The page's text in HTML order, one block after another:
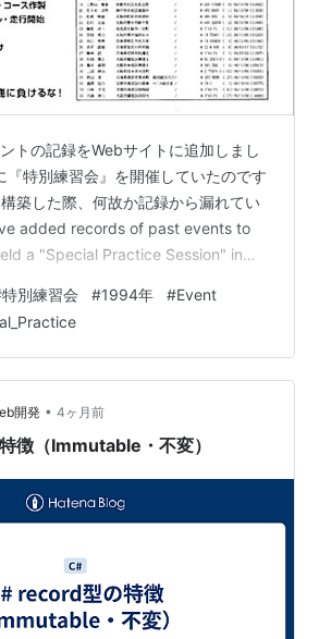
トの記録をWebサイトに追加しまし
『特別練習会』を開催していたのです
築した際、何故か記録から漏れてい
added records of past events to
a "Special Practice Session" in
we built the website.【 1991年
習会 ・ イベント記録…
特別練習会 #1994年 #Event
開発 • 4ヶ月前
徴（Immutable・不変）